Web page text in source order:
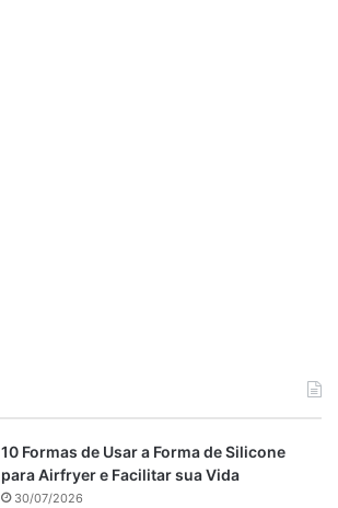
10 Formas de Usar a Forma de Silicone
para Airfryer e Facilitar sua Vida
30/07/2026